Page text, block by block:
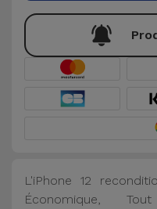
L'iPhone 12
Économique,